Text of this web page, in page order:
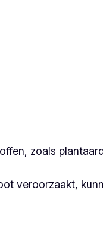
zoals
veroorzaakt,